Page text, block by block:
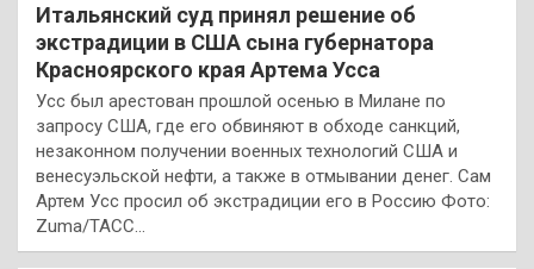
Итальянский суд принял решение об
экстрадиции в США сына губернатора
Красноярского края Артема Усса
Усс был арестован прошлой осенью в Милане по
запросу США, где его обвиняют в обходе санкций,
незаконном получении военных технологий США и
венесуэльской нефти, а также в отмывании денег. Сам
Артем Усс просил об экстрадиции его в Россию Фото:
Zuma/ТАСС…